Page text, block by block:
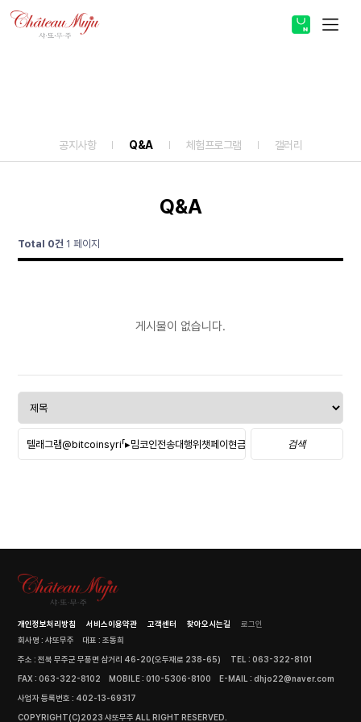
스토어 바로가기
공지사항 Q&A 체험프로그램 갤러리
Q&A
Total 0건 1 페이지
게시물이 없습니다.
검색
개인정보처리방침 서비스이용약관 고객센터 찾아오시는길
로그인
회사명 : 샤또무주
대표 : 조동희
주소 : 전북 무주군 무풍면 삼거리 46-20(오두재로 238-65)
TEL : 063-322-8101
FAX : 063-322-8102
MOBILE : 010-5306-8100
E-MAIL : dhjo22@naver.com
사업자 등록번호 : 402-13-69317
COPYRIGHT(C)2023 샤또무주 ALL RIGHT RESERVED.